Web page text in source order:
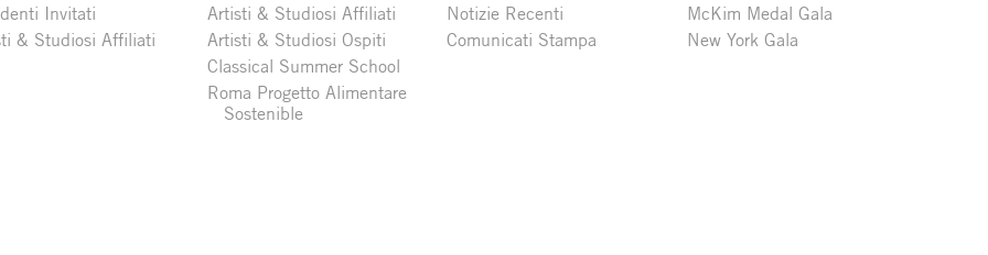
Invitati
& Studiosi Affiliati
Artisti & Studiosi Affiliati
Artisti & Studiosi Ospiti
Classical Summer School
Roma Progetto Alimentare
Sostenible
Notizie Recenti
Comunicati Stampa
McKim Medal Gala
New York Gala